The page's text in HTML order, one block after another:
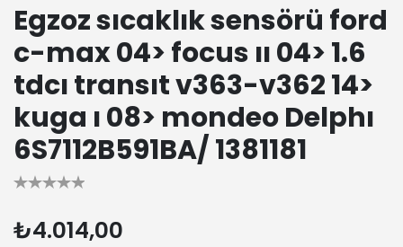
Egzoz sıcaklık sensörü ford
c-max 04> focus ıı 04> 1.6
tdcı transıt v363-v362 14>
kuga ı 08> mondeo Delphı
6S7112B591BA/ 1381181
₺4.014,00